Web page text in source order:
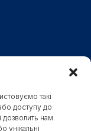
такі
доступу до
дозволить нам
унікальні
та